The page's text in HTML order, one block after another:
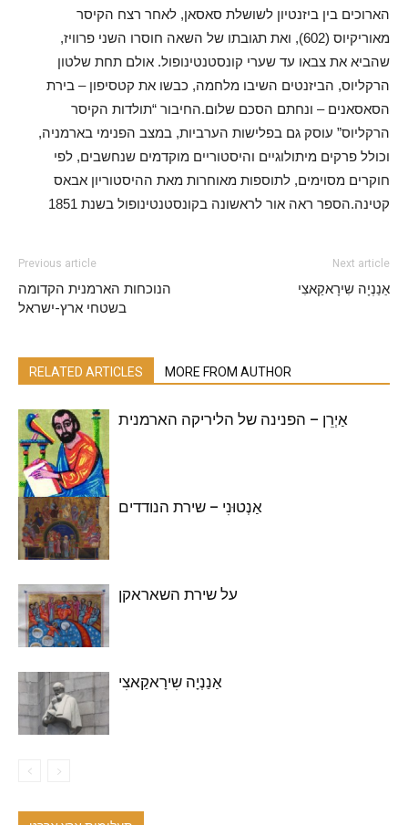
הארוכים בין ביזנטיון לשושלת סאסאן, לאחר רצח הקיסר
מאוריקיוס (602), ואת תגובתו של השאה חוסרו השני פרוויז,
שהביא את צבאו עד שערי קונסטנטינופול. אולם תחת שלטון
הרקליוס, הביזנטים השיבו מלחמה, כבשו את קטסיפון – בירת
הסאסאנים – ונחתם הסכם שלום.החיבור “תולדות הקיסר
הרקליוס” עוסק גם בפלישות הערביות, במצב הפנימי בארמניה,
וכולל פרקים מיתולוגיים והיסטוריים מוקדמים שנחשבים, לפי
חוקרים מסוימים, לתוספות מאוחרות מאת ההיסטוריון אבאס
קטינה.הספר ראה אור לראשונה בקונסטנטינופול בשנת 1851
Previous article
הנוכחות הארמנית הקדומה
בשטחי ארץ-ישראל
Next article
אַנַנְיָה שִירָאקַאצִי
RELATED ARTICLES MORE FROM AUTHOR
אַיְרֵן – הפנינה של הליריקה הארמנית
אַנְטוּנִי – שירת הנודדים
על שירת השאראקן
אַנַנְיָה שִירָאקַאצִי